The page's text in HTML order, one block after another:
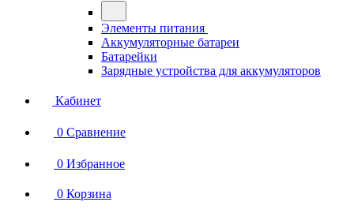
Элементы питания
Аккумуляторные батареи
Батарейки
Зарядные устройства для аккумуляторов
Кабинет
0 Сравнение
0 Избранное
0 Корзина